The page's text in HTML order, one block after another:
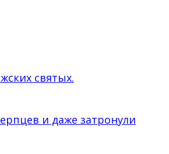
святых.
и даже затронули